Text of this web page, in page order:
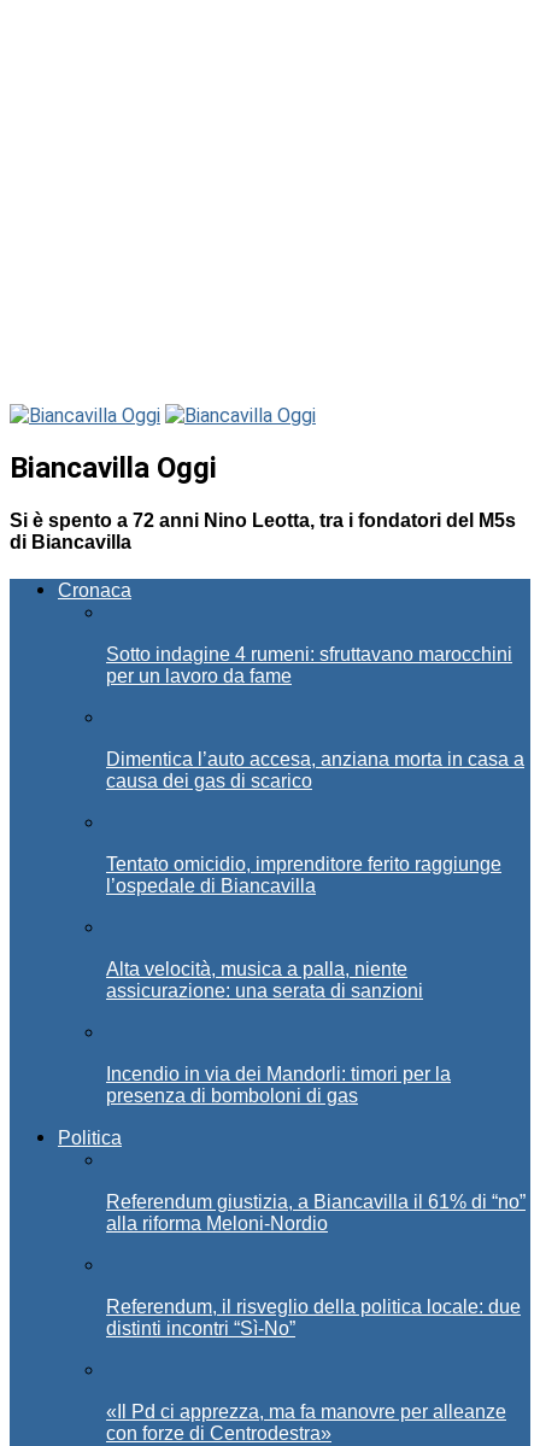
Biancavilla Oggi
Si è spento a 72 anni Nino Leotta, tra i fondatori del M5s
di Biancavilla
Cronaca
Sotto indagine 4 rumeni: sfruttavano marocchini
per un lavoro da fame
Dimentica l’auto accesa, anziana morta in casa a
causa dei gas di scarico
Tentato omicidio, imprenditore ferito raggiunge
l’ospedale di Biancavilla
Alta velocità, musica a palla, niente
assicurazione: una serata di sanzioni
Incendio in via dei Mandorli: timori per la
presenza di bomboloni di gas
Politica
Referendum giustizia, a Biancavilla il 61% di “no”
alla riforma Meloni-Nordio
Referendum, il risveglio della politica locale: due
distinti incontri “Sì-No”
«Il Pd ci apprezza, ma fa manovre per alleanze
con forze di Centrodestra»